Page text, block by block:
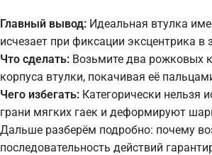
Главный вывод: Идеальная втулка
исчезает при фиксации эксцентрика
Что сделать: Возьмите два рожковых
корпуса втулки, покачивая её
Чего избегать: Категорически нельзя
грани мягких гаек и деформируют
Дальше разберём подробно: почему
последовательность действий